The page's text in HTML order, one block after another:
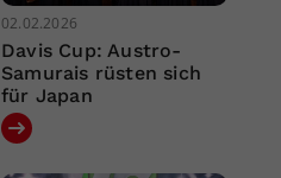
02.02.2026
Davis Cup: Austro-
Samurais rüsten sich
für Japan